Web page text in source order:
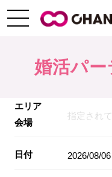
婚活パ
エリア
会場
指定され
日付 2026/08/